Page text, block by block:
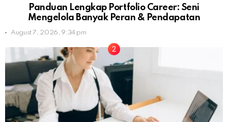
Panduan Lengkap Portfolio Career: Seni
Mengelola Banyak Peran & Pendapatan
August 7, 2026, 9:34 pm